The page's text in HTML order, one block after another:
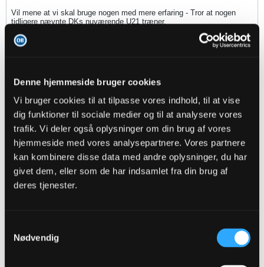
Denne hjemmeside bruger cookies
Vi bruger cookies til at tilpasse vores indhold, til at vise
dig funktioner til sociale medier og til at analysere vores
trafik. Vi deler også oplysninger om din brug af vores
hjemmeside med vores analysepartnere. Vores partnere
kan kombinere disse data med andre oplysninger, du har
givet dem, eller som de har indsamlet fra din brug af
deres tjenester.
Nødvendig
Vil mene at vi skal bruge nogen med mere erfaring - Tror at nogen
tidligere nævnte DKs nuværende U21 træner.
Det er vist ham som Esbjerg skal takke for at have været kommet så
langt som de er inden at han forlod dem.
Senior Member
Oprettet: Nov 2013 1621
05-08-2014, 18:52
Oprindeligt indsendt af Fangevogteren
Er ny herinde, har længe fulgt med på hvad der blev lagt op
de på at se Bo Henriksen træde til i stedet for til sommer.
Ved ikke om man kan kalde det et rygte, men nok snarere et